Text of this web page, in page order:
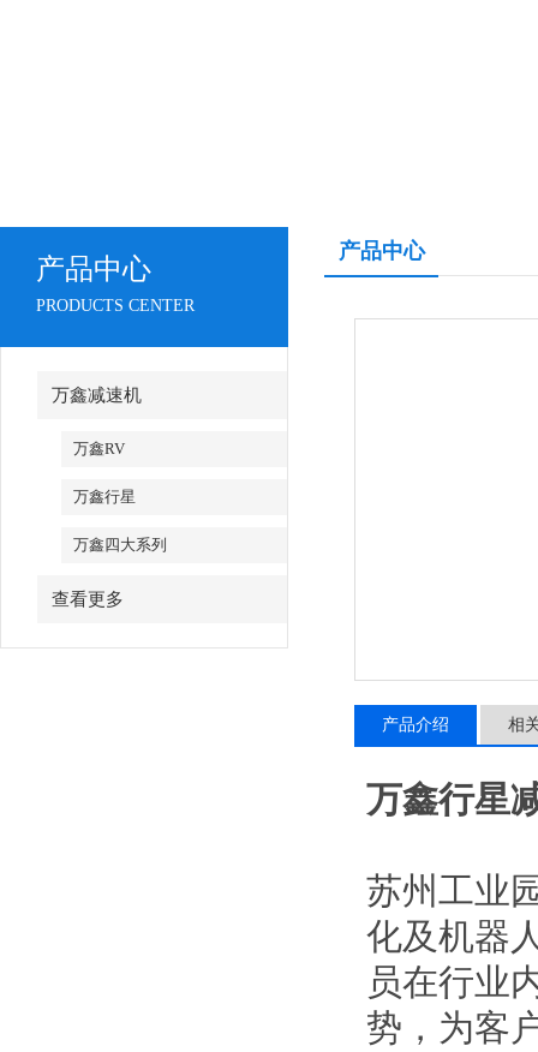
产品中心
PRODUCTS CENTER
万鑫减速机
万鑫RV
万鑫行星
万鑫四大系列
查看更多
产品中心
产品介绍 相
万鑫行星
苏州工业
化及机器
员在行业
势，为客